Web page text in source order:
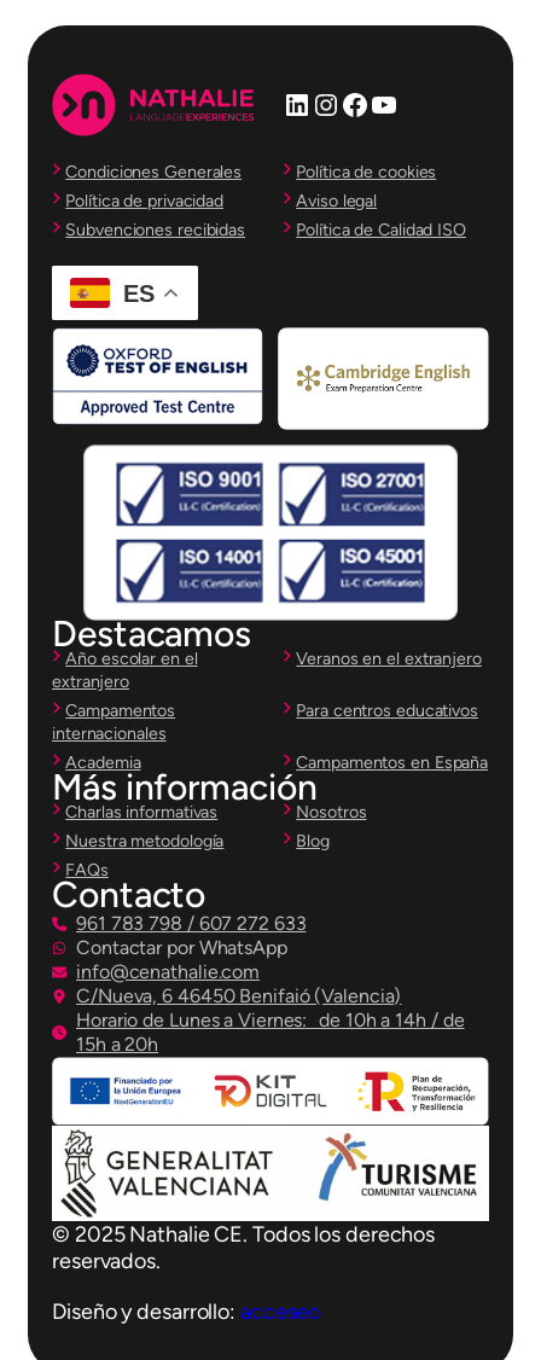
LinkedIn
Instagram
Facebook
YouTube
Condiciones Generales
Política de cookies
Política de privacidad
Aviso legal
Subvenciones recibidas
Política de Calidad ISO
ES
Destacamos
Año escolar en el
extranjero
Veranos en el extranjero
Campamentos
internacionales
Para centros educativos
Academia Campamentos en España
Más información
Charlas informativas
Nosotros
Nuestra metodología
Blog
FAQs
Contacto
961 783 798 / 607 272 633
Contactar por WhatsApp
info@cenathalie.com
C/Nueva, 6 46450 Benifaió (Valencia)
Horario de Lunes a Viernes: de 10h a 14h / de
15h a 20h
© 2025 Nathalie CE. Todos los derechos
reservados.
Diseño y desarrollo: acceseo